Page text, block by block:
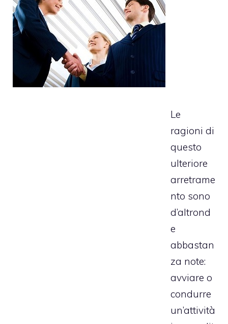
Le
ragioni di
questo
ulteriore
arretrame
nto sono
d’altrond
e
abbastan
za note:
avviare o
condurre
un’attività